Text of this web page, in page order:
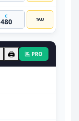
C
480 TAU
🖨️ PRO